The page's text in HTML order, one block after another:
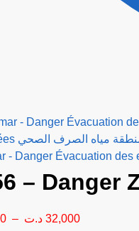
– Danger
– 32,000 د.ت